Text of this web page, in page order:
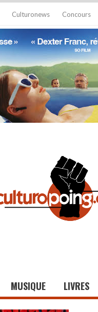
Culturonews Concours
MUSIQUE LIVRES